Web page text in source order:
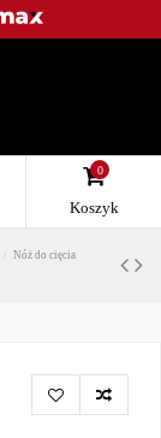
0
Koszyk
Nóż do cięcia